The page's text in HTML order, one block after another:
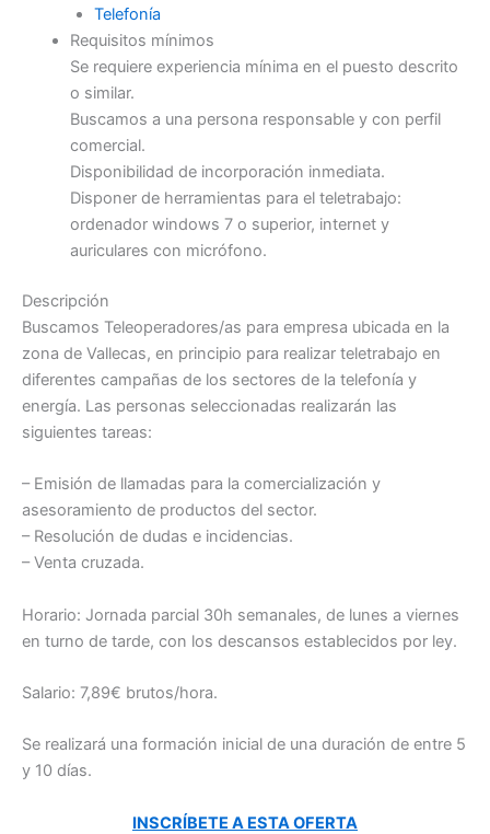
Telefonía
Requisitos mínimos
Se requiere experiencia mínima en el puesto descrito
o similar.
Buscamos a una persona responsable y con perfil
comercial.
Disponibilidad de incorporación inmediata.
Disponer de herramientas para el teletrabajo:
ordenador windows 7 o superior, internet y
auriculares con micrófono.
Descripción
Buscamos Teleoperadores/as para empresa ubicada en la
zona de Vallecas, en principio para realizar teletrabajo en
diferentes campañas de los sectores de la telefonía y
energía. Las personas seleccionadas realizarán las
siguientes tareas:
– Emisión de llamadas para la comercialización y
asesoramiento de productos del sector.
– Resolución de dudas e incidencias.
– Venta cruzada.
Horario: Jornada parcial 30h semanales, de lunes a viernes
en turno de tarde, con los descansos establecidos por ley.
Salario: 7,89€ brutos/hora.
Se realizará una formación inicial de una duración de entre 5
y 10 días.
INSCRÍBETE A ESTA OFERTA